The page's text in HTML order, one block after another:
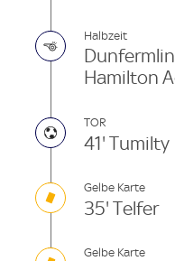
Halbzeit
Hamilton
TOR
41' Tumilty
Gelbe Karte
35' Telfer
Gelbe Karte